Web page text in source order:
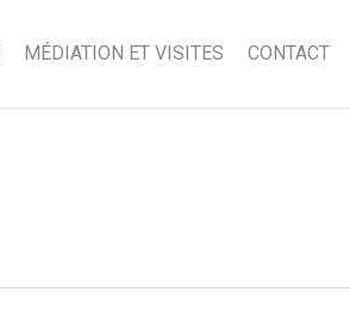
MÉDIATION ET VISITES CONTACT